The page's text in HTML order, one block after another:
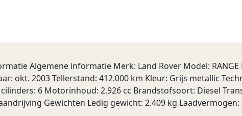
Algemene informatie Merk: Land Rover Model: RANGE
okt. 2003 Tellerstand: 412.000 km Kleur: Grijs metallic
6 Motorinhoud: 2.926 cc Brandstofsoort: Diesel
Gewichten Ledig gewicht: 2.409 kg Laadvermogen: